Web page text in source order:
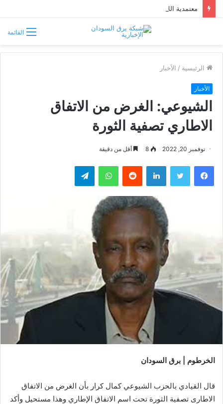
القائمة
الرئيسية / الأخبار
الأخبار
الشيوعي: الغرض من الاتفاق
الاطاري تصفية الثورة
نوفمبر 20, 2022 8 أقل من دقيقة
فيسبوك تويتر لينكدإن واتساب تيلقرام
الخرطوم | برق السودان
قال القيادي بالحزب الشيوعي كمال كرار بأن الغرض من الاتفاق
الاطارى تصفية الثورة تحت اسم الاتفاق الإطاري وهذا مستحيل وأكد